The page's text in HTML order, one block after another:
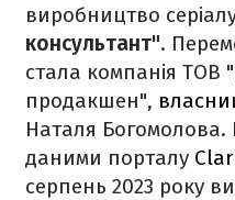
виробництво
консультант".
стала компанія ТОВ
продакшен",
Наталя Богомолова.
даними порталу
серпень 2023 року